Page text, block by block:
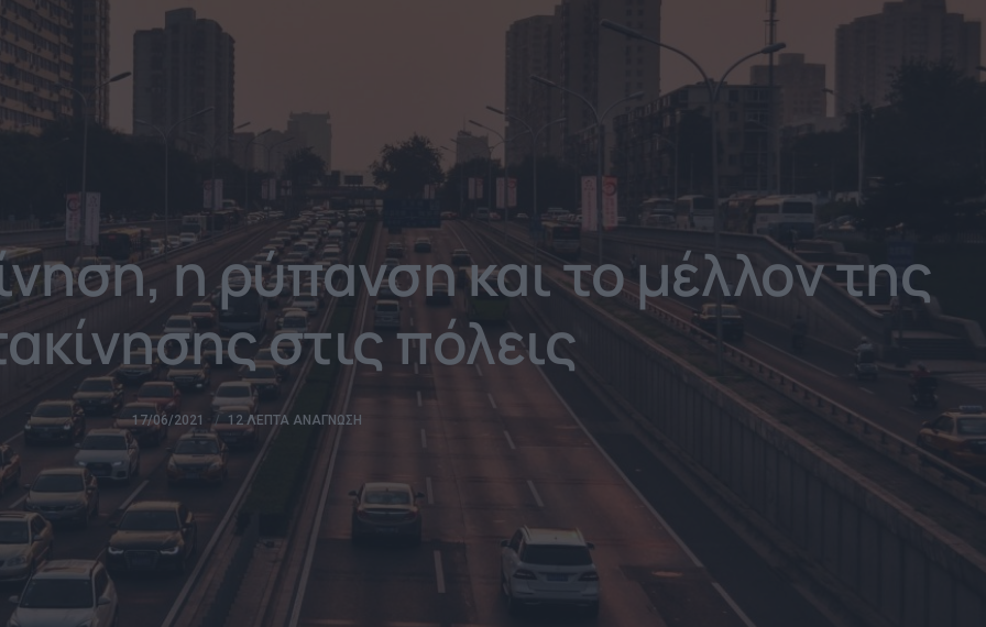
η ρύπανση και το μέλλον της
στις πόλεις
17/06/2021 12 ΛΕΠΤΆ ΑΝΆΓΝΩΣΗ